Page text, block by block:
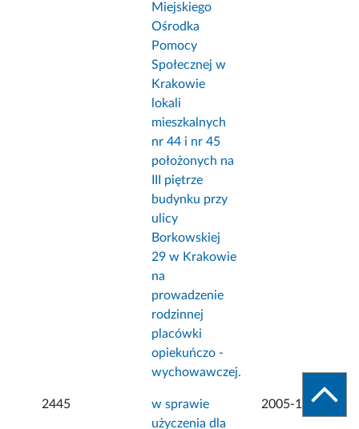
Miejskiego
Ośrodka
Pomocy
Społecznej w
Krakowie
lokali
mieszkalnych
nr 44 i nr 45
położonych na
III piętrze
budynku przy
ulicy
Borkowskiej
29 w Krakowie
na
prowadzenie
rodzinnej
placówki
opiekuńczo -
wychowawczej.
2445
w sprawie
użyczenia dla
2005-12-23